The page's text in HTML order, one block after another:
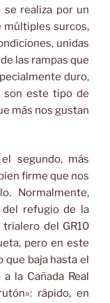
realiza por un
múltiples surcos,
unidas
las rampas que
duro,
son este tipo de
más nos gustan
segundo, más
firme que nos
Normalmente,
del refugio de la
del GR10
pero en este
baja hasta el
la Cañada Real
rápido, en